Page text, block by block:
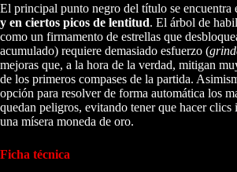
El principal punto negro del título se encuentra
y en ciertos picos de lentitud. El árbol de
como un firmamento de estrellas que
acumulado) requiere demasiado esfuerzo (
mejoras que, a la hora de la verdad, mitigan
de los primeros compases de la partida.
opción para resolver de forma automática los
quedan peligros, evitando tener que hacer clics
una mísera moneda de oro.
Ficha técnica